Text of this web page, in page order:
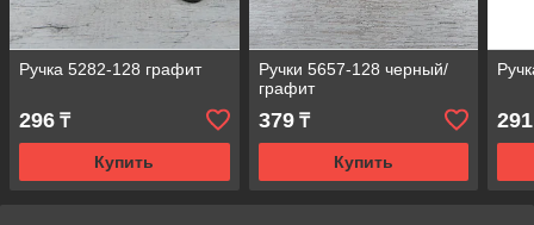
Ручка 5282-128 графит
296 ₸
Купить
Ручки 5657-128 черный/
графит
379₸
Купить
291